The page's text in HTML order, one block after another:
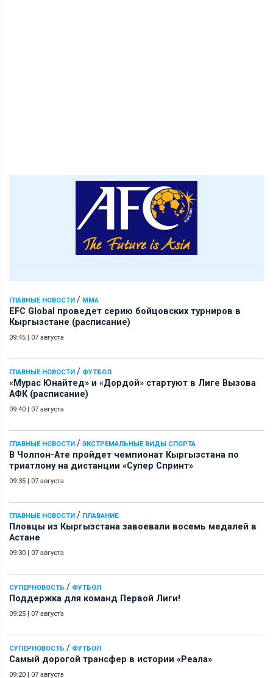
ГЛАВНЫЕ НОВОСТИ / ММА
EFC Global проведет серию бойцовских турниров в
Кыргызстане (расписание)
09:45 | 07 августа
ГЛАВНЫЕ НОВОСТИ / ФУТБОЛ
«Мурас Юнайтед» и «Дордой» стартуют в Лиге Вызова
АФК (расписание)
09:40 | 07 августа
ГЛАВНЫЕ НОВОСТИ / ЭКСТРЕМАЛЬНЫЕ ВИДЫ СПОРТА
В Чолпон-Ате пройдет чемпионат Кыргызстана по
триатлону на дистанции «Супер Спринт»
09:35 | 07 августа
ГЛАВНЫЕ НОВОСТИ / ПЛАВАНИЕ
Пловцы из Кыргызстана завоевали восемь медалей в
Астане
09:30 | 07 августа
СУПЕРНОВОСТЬ / ФУТБОЛ
Поддержка для команд Первой Лиги!
09:25 | 07 августа
СУПЕРНОВОСТЬ / ФУТБОЛ
Самый дорогой трансфер в истории «Реала»
09:20 | 07 августа